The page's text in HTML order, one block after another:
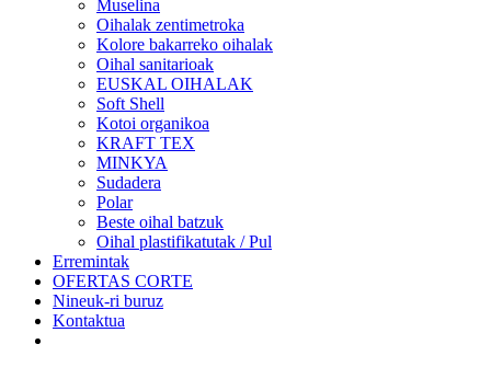
Muselina
Oihalak zentimetroka
Kolore bakarreko oihalak
Oihal sanitarioak
EUSKAL OIHALAK
Soft Shell
Kotoi organikoa
KRAFT TEX
MINKYA
Sudadera
Polar
Beste oihal batzuk
Oihal plastifikatutak / Pul
Erremintak
OFERTAS CORTE
Nineuk-ri buruz
Kontaktua